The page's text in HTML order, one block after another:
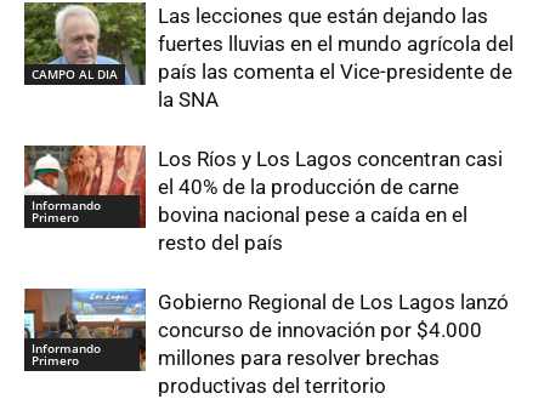
CAMPO AL DIA
Las lecciones que están dejando las
fuertes lluvias en el mundo agrícola del
país las comenta el Vice-presidente de
la SNA
Informando
Primero
Los Ríos y Los Lagos concentran casi
el 40% de la producción de carne
bovina nacional pese a caída en el
resto del país
Informando
Primero
Gobierno Regional de Los Lagos lanzó
concurso de innovación por $4.000
millones para resolver brechas
productivas del territorio